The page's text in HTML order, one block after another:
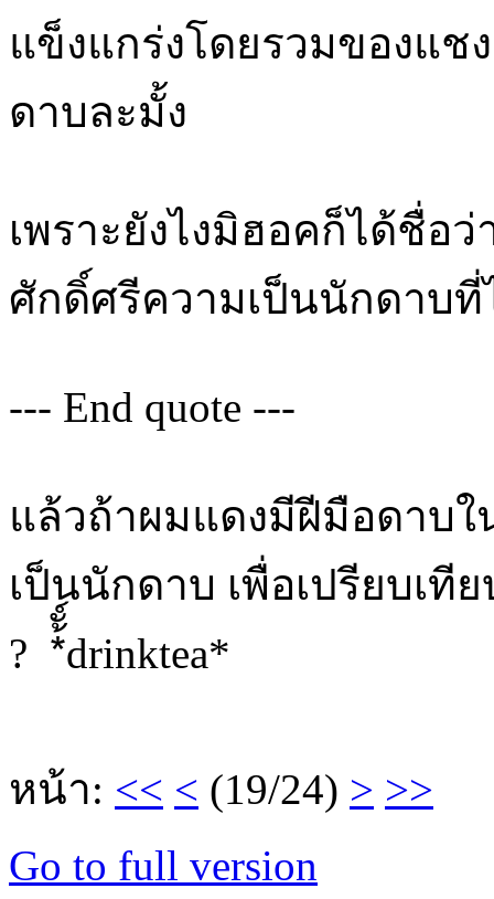
แข็งแกร่งโดยรวมของแช
ดาบละมั้ง
เพราะยังไงมิฮอคก็ได้ชื่อ
ศักดิ์ศรีความเป็นนักดาบที่
--- End quote ---
แล้วถ้าผมแดงมีฝีมือดาบใ
เป็นนักดาบ เพื่อเปรียบเที
? *้ั์drinktea*
หน้า: << < (19/24) > >>
Go to full version